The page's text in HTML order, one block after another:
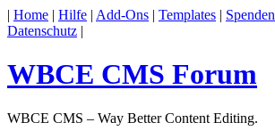
| Home | Hilfe | Add-Ons | Templates | Spenden
Datenschutz |
WBCE CMS Forum
WBCE CMS – Way Better Content Editing.